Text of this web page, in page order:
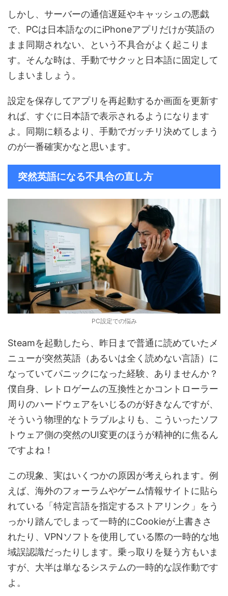
しかし、サーバーの通信遅延やキャッシュの悪戯
で、PCは日本語なのにiPhoneアプリだけが英語の
まま同期されない、という不具合がよく起こりま
す。そんな時は、手動でサクッと日本語に固定して
しまいましょう。
設定を保存してアプリを再起動するか画面を更新す
れば、すぐに日本語で表示されるようになります
よ。同期に頼るより、手動でガッチリ決めてしまう
のが一番確実かなと思います。
突然英語になる不具合の直し方
PC設定での悩み
Steamを起動したら、昨日まで普通に読めていたメ
ニューが突然英語（あるいは全く読めない言語）に
なっていてパニックになった経験、ありませんか？
僕自身、レトロゲームの互換性とかコントローラー
周りのハードウェアをいじるのが好きなんですが、
そういう物理的なトラブルよりも、こういったソフ
トウェア側の突然のUI変更のほうが精神的に焦るん
ですよね！
この現象、実はいくつかの原因が考えられます。例
えば、海外のフォーラムやゲーム情報サイトに貼ら
れている「特定言語を指定するストアリンク」をう
っかり踏んでしまって一時的にCookieが上書きさ
れたり、VPNソフトを使用している際の一時的な地
域誤認識だったりします。乗っ取りを疑う方もいま
すが、大半は単なるシステムの一時的な誤作動です
よ。